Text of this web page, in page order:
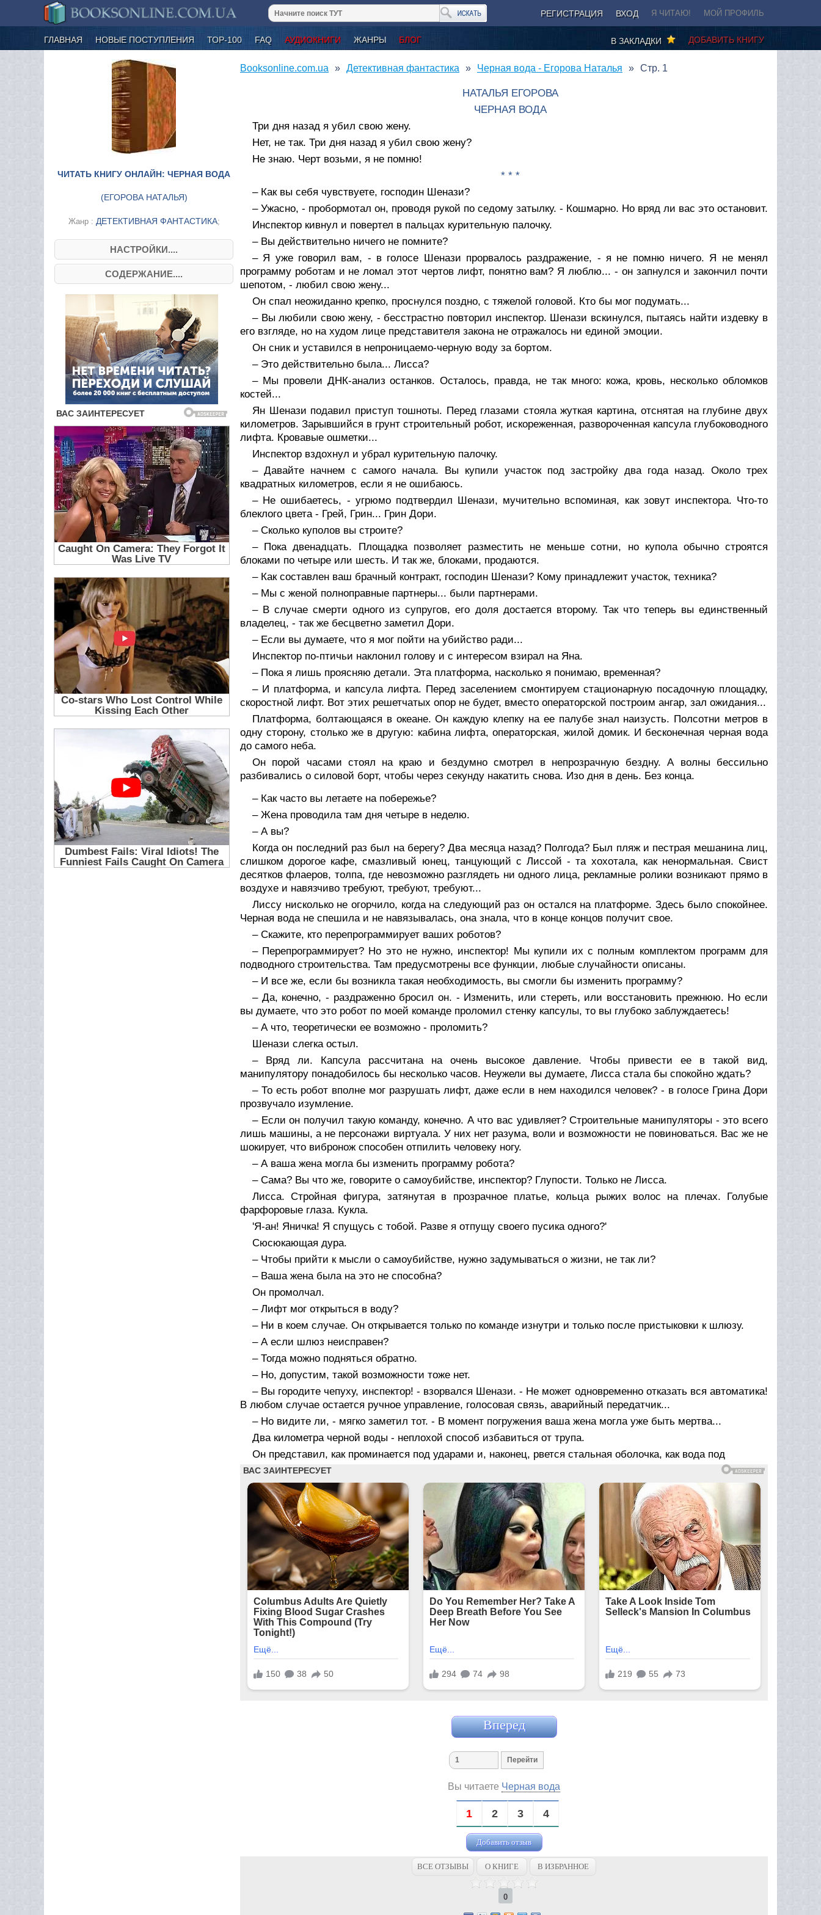
РЕГИСТРАЦИЯ ВХОД Я ЧИТАЮ! МОЙ ПРОФИЛЬ
ГЛАВНАЯ НОВЫЕ ПОСТУПЛЕНИЯ ТОР-100 FAQ АУДИОКНИГИ ЖАНРЫ БЛОГ ДОБАВИТЬ КНИГУ
В ЗАКЛАДКИ
ЧИТАТЬ КНИГУ ОНЛАЙН: ЧЕРНАЯ ВОДА
(ЕГОРОВА НАТАЛЬЯ)
Жанр : ДЕТЕКТИВНАЯ ФАНТАСТИКА;
НАСТРОЙКИ....
СОДЕРЖАНИЕ....
Booksonline.com.ua Детективная фантастика Черная вода - Егорова Наталья Стр. 1
НАТАЛЬЯ ЕГОРОВА
ЧЕРНАЯ ВОДА
Три дня назад я убил свою жену.
Нет, не так. Три дня назад я убил свою жену?
Не знаю. Черт возьми, я не помню!
* * *
– Как вы себя чувствуете, господин Шенази?
– Ужасно, - пробормотал он, проводя рукой по седому затылку. - Кошмарно. Но вряд ли вас это остановит.
Инспектор кивнул и повертел в пальцах курительную палочку.
– Вы действительно ничего не помните?
– Я уже говорил вам, - в голосе Шенази прорвалось раздражение, - я не помню ничего. Я не менял
программу роботам и не ломал этот чертов лифт, понятно вам? Я люблю... - он запнулся и закончил почти
шепотом, - любил свою жену...
Он спал неожиданно крепко, проснулся поздно, с тяжелой головой. Кто бы мог подумать...
– Вы любили свою жену, - бесстрастно повторил инспектор. Шенази вскинулся, пытаясь найти издевку в
его взгляде, но на худом лице представителя закона не отражалось ни единой эмоции.
Он сник и уставился в непроницаемо-черную воду за бортом.
– Это действительно была... Лисса?
– Мы провели ДНК-анализ останков. Осталось, правда, не так много: кожа, кровь, несколько обломков
костей...
Ян Шенази подавил приступ тошноты. Перед глазами стояла жуткая картина, отснятая на глубине двух
километров. Зарывшийся в грунт строительный робот, искореженная, развороченная капсула глубоководного
лифта. Кровавые ошметки...
Инспектор вздохнул и убрал курительную палочку.
– Давайте начнем с самого начала. Вы купили участок под застройку два года назад. Около трех
квадратных километров, если я не ошибаюсь.
– Не ошибаетесь, - угрюмо подтвердил Шенази, мучительно вспоминая, как зовут инспектора. Что-то
блеклого цвета - Грей, Грин... Грин Дори.
– Сколько куполов вы строите?
– Пока двенадцать. Площадка позволяет разместить не меньше сотни, но купола обычно строятся
блоками по четыре или шесть. И так же, блоками, продаются.
– Как составлен ваш брачный контракт, господин Шенази? Кому принадлежит участок, техника?
– Мы с женой полноправные партнеры... были партнерами.
– В случае смерти одного из супругов, его доля достается второму. Так что теперь вы единственный
владелец, - так же бесцветно заметил Дори.
– Если вы думаете, что я мог пойти на убийство ради...
Инспектор по-птичьи наклонил голову и с интересом взирал на Яна.
– Пока я лишь проясняю детали. Эта платформа, насколько я понимаю, временная?
– И платформа, и капсула лифта. Перед заселением смонтируем стационарную посадочную площадку,
скоростной лифт. Вот этих решетчатых опор не будет, вместо операторской построим ангар, зал ожидания...
Платформа, болтающаяся в океане. Он каждую клепку на ее палубе знал наизусть. Полсотни метров в
одну сторону, столько же в другую: кабина лифта, операторская, жилой домик. И бесконечная черная вода
до самого неба.
Он порой часами стоял на краю и бездумно смотрел в непрозрачную бездну. А волны бессильно
разбивались о силовой борт, чтобы через секунду накатить снова. Изо дня в день. Без конца.
– Как часто вы летаете на побережье?
– Жена проводила там дня четыре в неделю.
– А вы?
Когда он последний раз был на берегу? Два месяца назад? Полгода? Был пляж и пестрая мешанина лиц,
слишком дорогое кафе, смазливый юнец, танцующий с Лиссой - та хохотала, как ненормальная. Свист
десятков флаеров, толпа, где невозможно разглядеть ни одного лица, рекламные ролики возникают прямо в
воздухе и навязчиво требуют, требуют, требуют...
Лиссу нисколько не огорчило, когда на следующий раз он остался на платформе. Здесь было спокойнее.
Черная вода не спешила и не навязывалась, она знала, что в конце концов получит свое.
– Скажите, кто перепрограммирует ваших роботов?
– Перепрограммирует? Но это не нужно, инспектор! Мы купили их с полным комплектом программ для
подводного строительства. Там предусмотрены все функции, любые случайности описаны.
– И все же, если бы возникла такая необходимость, вы смогли бы изменить программу?
– Да, конечно, - раздраженно бросил он. - Изменить, или стереть, или восстановить прежнюю. Но если
вы думаете, что это робот по моей команде проломил стенку капсулы, то вы глубоко заблуждаетесь!
– А что, теоретически ее возможно - проломить?
Шенази слегка остыл.
– Вряд ли. Капсула рассчитана на очень высокое давление. Чтобы привести ее в такой вид,
манипулятору понадобилось бы несколько часов. Неужели вы думаете, Лисса стала бы спокойно ждать?
– То есть робот вполне мог разрушать лифт, даже если в нем находился человек? - в голосе Грина Дори
прозвучало изумление.
– Если он получил такую команду, конечно. А что вас удивляет? Строительные манипуляторы - это всего
лишь машины, а не персонажи виртуала. У них нет разума, воли и возможности не повиноваться. Вас же не
шокирует, что вибронож способен отпилить человеку ногу.
– А ваша жена могла бы изменить программу робота?
– Сама? Вы что же, говорите о самоубийстве, инспектор? Глупости. Только не Лисса.
Лисса. Стройная фигура, затянутая в прозрачное платье, кольца рыжих волос на плечах. Голубые
фарфоровые глаза. Кукла.
'Я-ан! Яничка! Я спущусь с тобой. Разве я отпущу своего пусика одного?'
Сюсюкающая дура.
– Чтобы прийти к мысли о самоубийстве, нужно задумываться о жизни, не так ли?
– Ваша жена была на это не способна?
Он промолчал.
– Лифт мог открыться в воду?
– Ни в коем случае. Он открывается только по команде изнутри и только после пристыковки к шлюзу.
– А если шлюз неисправен?
– Тогда можно подняться обратно.
– Но, допустим, такой возможности тоже нет.
– Вы городите чепуху, инспектор! - взорвался Шенази. - Не может одновременно отказать вся автоматика!
В любом случае остается ручное управление, голосовая связь, аварийный передатчик...
– Но видите ли, - мягко заметил тот. - В момент погружения ваша жена могла уже быть мертва...
Два километра черной воды - неплохой способ избавиться от трупа.
Он представил, как проминается под ударами и, наконец, рвется стальная оболочка, как вода под
Вперед
Вы читаете Черная вода
1 2 3 4
Добавить отзыв
ВСЕ ОТЗЫВЫ О КНИГЕ В ИЗБРАННОЕ
0